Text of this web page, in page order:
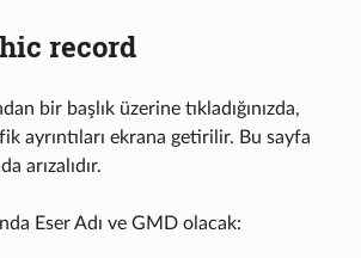
record
bir başlık üzerine tıkladığınızda,
ayrıntıları ekrana getirilir. Bu sayfa
arızalıdır.
Eser Adı ve GMD olacak: